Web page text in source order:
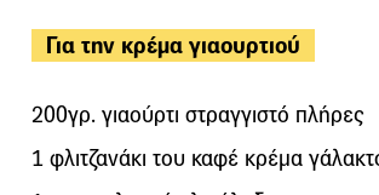
Για την κρέμα γιαουρτιού
200γρ. γιαούρτι στραγγιστό πλήρες
1 φλιτζανάκι του καφέ κρέμα